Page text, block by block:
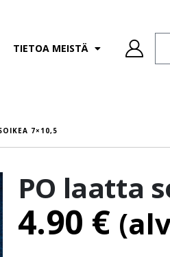
TIETOA MEISTÄ
7×10,5
PO laatta
4.90 €